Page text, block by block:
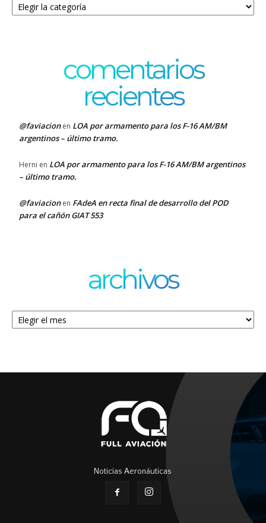
comentarios
recientes
@faviacionen LOA por armamento para los F-16 AM/BM
argentinos – último tramo.
Herni en LOA por armamento para los F-16 AM/BM argentinos
– último tramo.
@faviacionen FAdeA en recta final de desarrollo del POD
para el cañón GIAT 553
archivos
Archivos
Noticias Aeronáuticas